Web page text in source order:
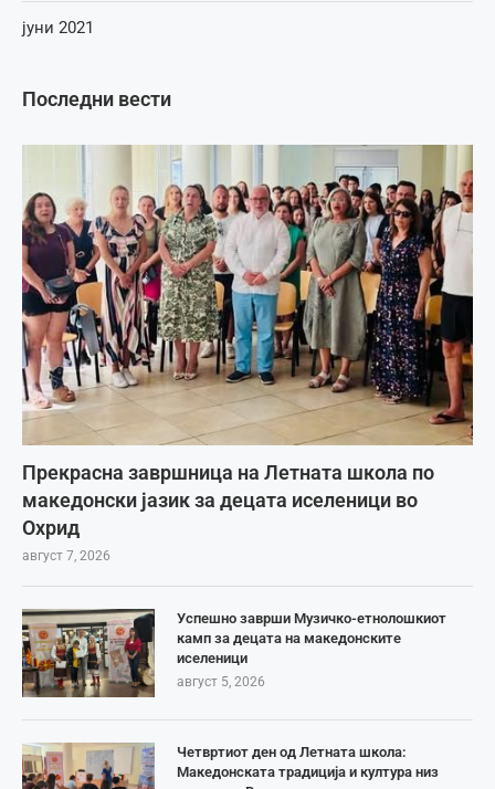
Последни вести
Прекрасна завршница на Летната школа по
македонски јазик за децата иселеници во
Охрид
август 7, 2026
Успешно заврши Музичко-етнолошкиот
камп за децата на македонските
иселеници
август 5, 2026
Четвртиот ден од Летната школа:
Македонската традиција и култура низ
јуни 2021